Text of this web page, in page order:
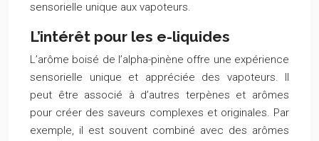
sensorielle unique aux vapoteurs.
L’intérêt pour les e-liquides
L’arôme boisé de l’alpha-pinène offre une expérience
sensorielle unique et appréciée des vapoteurs. Il
peut être associé à d’autres terpènes et arômes
pour créer des saveurs complexes et originales. Par
exemple, il est souvent combiné avec des arômes